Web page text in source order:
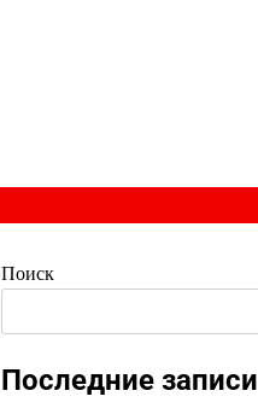
Поиск
Последние записи